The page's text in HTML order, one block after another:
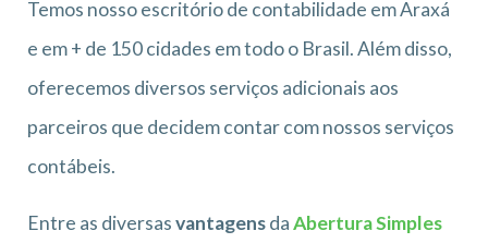
Temos nosso escritório de contabilidade em Araxá
e em + de 150 cidades em todo o Brasil. Além disso,
oferecemos diversos serviços adicionais aos
parceiros que decidem contar com nossos serviços
contábeis.
Entre as diversasvantagensdaAbertura Simples